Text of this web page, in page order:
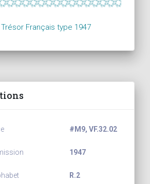
Français type 1947
#M9, VF.32.02
1947
R.2